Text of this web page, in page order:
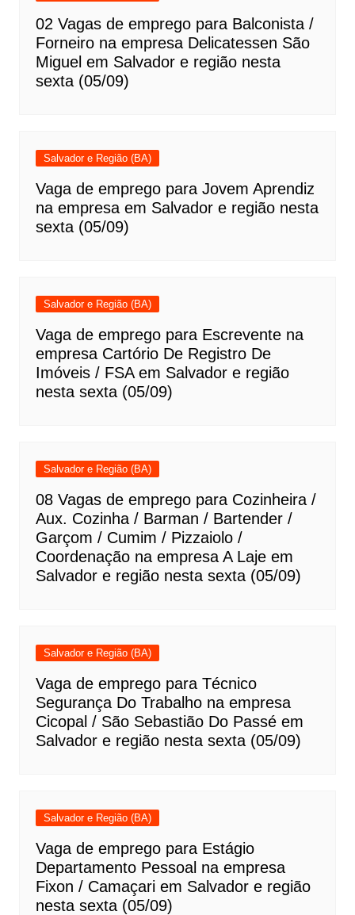
02 Vagas de emprego para Balconista /
Forneiro na empresa Delicatessen São
Miguel em Salvador e região nesta
sexta (05/09)
Salvador e Região (BA)
Vaga de emprego para Jovem Aprendiz
na empresa em Salvador e região nesta
sexta (05/09)
Salvador e Região (BA)
Vaga de emprego para Escrevente na
empresa Cartório De Registro De
Imóveis / FSA em Salvador e região
nesta sexta (05/09)
Salvador e Região (BA)
08 Vagas de emprego para Cozinheira /
Aux. Cozinha / Barman / Bartender /
Garçom / Cumim / Pizzaiolo /
Coordenação na empresa A Laje em
Salvador e região nesta sexta (05/09)
Salvador e Região (BA)
Vaga de emprego para Técnico
Segurança Do Trabalho na empresa
Cicopal / São Sebastião Do Passé em
Salvador e região nesta sexta (05/09)
Salvador e Região (BA)
Vaga de emprego para Estágio
Departamento Pessoal na empresa
Fixon / Camaçari em Salvador e região
nesta sexta (05/09)